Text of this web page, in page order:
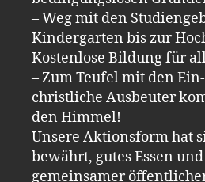
– Weg mit den
Kindergarten bis zur
Kostenlose Bildung für
– Zum Teufel mit den
christliche Ausbeuter
den Himmel!
Unsere Aktionsform hat
bewährt, gutes Essen
gemeinsamer